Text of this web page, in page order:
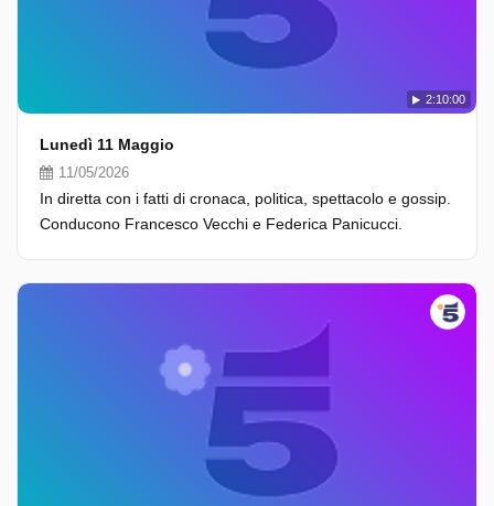
2:10:00
Lunedì 11 Maggio
11/05/2026
In diretta con i fatti di cronaca, politica, spettacolo e gossip.
Conducono Francesco Vecchi e Federica Panicucci.